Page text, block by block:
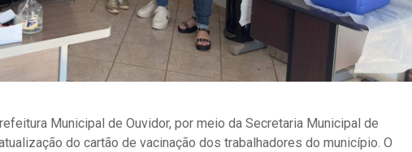
Municipal de Ouvidor, por meio da Secretaria Municipal de
do cartão de vacinação dos trabalhadores do município. O